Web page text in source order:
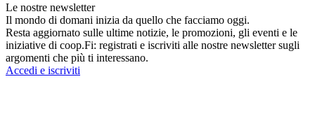
Le nostre newsletter
Il mondo di domani inizia da quello che facciamo oggi.
Resta aggiornato sulle ultime notizie, le promozioni, gli eventi e le
iniziative di coop.Fi: registrati e iscriviti alle nostre newsletter sugli
argomenti che più ti interessano.
Accedi e iscriviti